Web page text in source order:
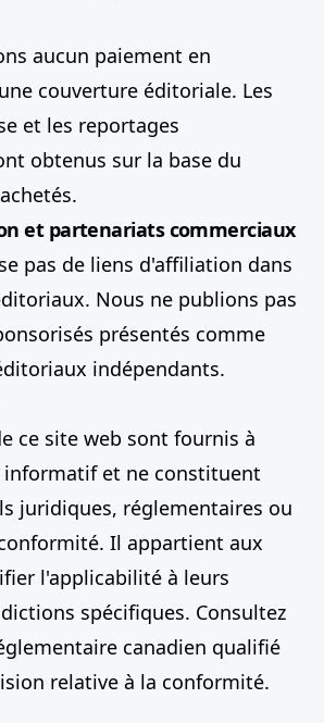
aucun paiement en
couverture éditoriale. Les
et les reportages
obtenus sur la base du
et partenariats commerciaux
pas de liens d'affiliation dans
Nous ne publions pas
présentés comme
indépendants.
ce site web sont fournis à
et ne constituent
juridiques, réglementaires ou
Il appartient aux
l'applicabilité à leurs
spécifiques. Consultez
canadien qualifié
relative à la conformité.